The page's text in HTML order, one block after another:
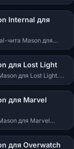
меню
Internal для
чита Mason для
меню клавишей
для Lost Light
для Lost Light.
Wallhack/Chams.
для Marvel
для Marvel
лоадер,
для Overwatch